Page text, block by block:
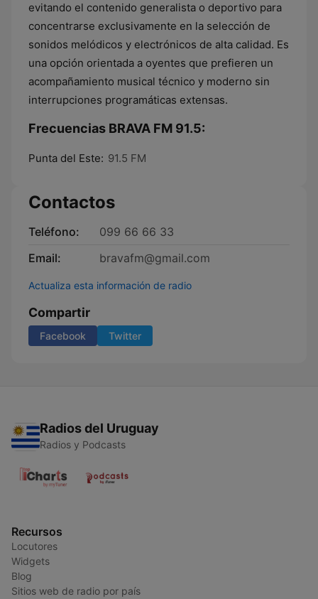
evitando el contenido generalista o deportivo para
concentrarse exclusivamente en la selección de
sonidos melódicos y electrónicos de alta calidad. Es
una opción orientada a oyentes que prefieren un
acompañamiento musical técnico y moderno sin
interrupciones programáticas extensas.
Frecuencias BRAVA FM 91.5:
Punta del Este: 91.5 FM
Contactos
Teléfono:
099 66 66 33
Email:
bravafm@gmail.com
Actualiza esta información de radio
Compartir
Facebook Twitter
Radios del Uruguay
Radios y Podcasts
Recursos
Locutores
Widgets
Blog
Sitios web de radio por país